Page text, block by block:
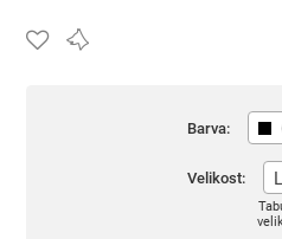
Barva:
Velikost: L